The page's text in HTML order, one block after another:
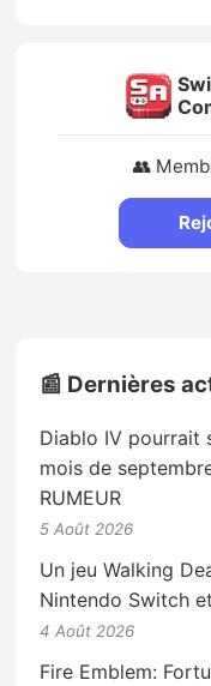
👥
📰 Dernières
Diablo IV pourrait
mois de
RUMEUR
5 Août 2026
Un jeu Walking
Nintendo Switch
4 Août 2026
Fire Emblem: